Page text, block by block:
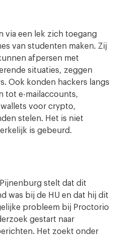
via een lek zich toegang
van studenten maken. Zij
afpersen met
situaties, zeggen
Ook konden hackers langs
tot e-mailaccounts,
voor crypto,
stelen. Het is niet
is gebeurd.
stelt dat dit
was bij de HU en dat hij dit
probleem bij Proctorio
gestart naar
Het zoekt onder